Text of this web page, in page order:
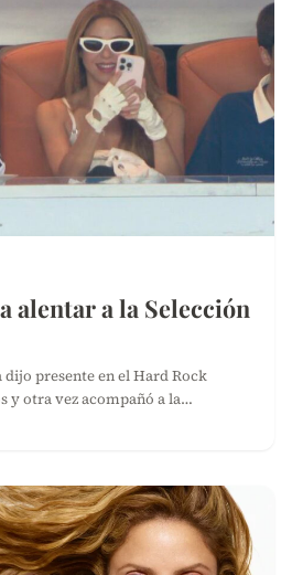
alentar a la Selección
presente en el Hard Rock
y otra vez acompañó a la…